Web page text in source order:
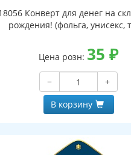
Конверт для денег на
рождения! (фольга, унисекс,
Цена розн: 35 ₽
−
+
В корзину